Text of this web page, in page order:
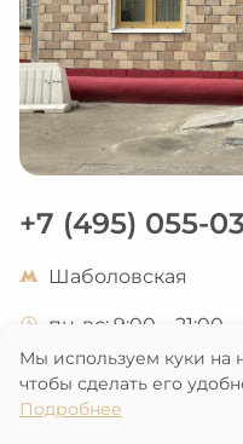
+7 (495) 055-
Шаболовская
пн-вс: 9:00 – 21:00
г. Москва, ул.
Услуги
Мы используем куки на
чтобы сделать его
Подробнее